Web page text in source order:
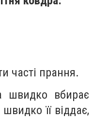
часті прання.
швидко вбирає
її віддає,